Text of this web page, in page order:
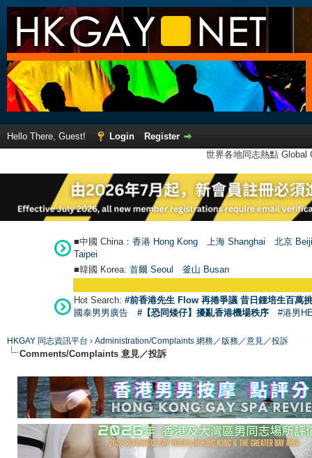
Hello There, Guest! Login
Register
世界各地同志熱點
■中國 China： 香港 Hong Kong 上海 Shanghai
北京
Taipei
■韓國 Korea: 首爾 Seoul 釜山 Busan
Hot Search: #前香港先生 Flow 再捲爭議 昔日鍾培生百萬
國泰男男廣告
#【恐同矮仔】擾亂香港機場秩序 #港男
HKGAY 同志資訊平台 › Administration/Complaints 網務／版務／意見／投訴
Comments/Complaints 意見／投訴